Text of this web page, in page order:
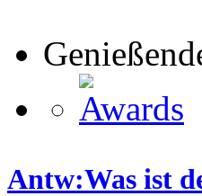
Antw:Was ist